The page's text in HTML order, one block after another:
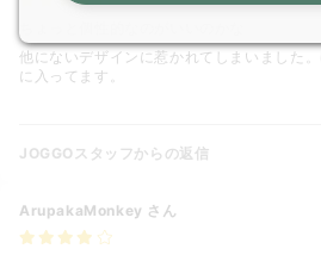
他にないデザインに惹かれてしまいました
に入ってます。
JOGGOスタッフからの返信
ArupakaMonkey さん